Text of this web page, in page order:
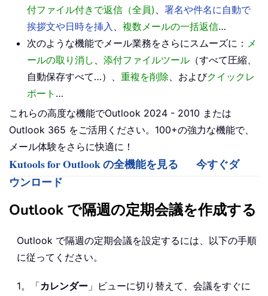
付ファイル付きで返信（全員) 、 署名や件名に自動で
挨拶文や日時を挿入 、 複数メールの一括返信…
次のような機能でメール業務をさらにスムーズに： メ
ールの取り消し 、 添付ファイルツール （すべて圧縮、
自動保存すべて…）、 重複を削除、およびクイックレ
ポート …
これらの高度な機能でOutlook 2024 - 2010 または
Outlook 365 をご活用ください。100+の強力な機能で、
メール体験をさらに快適に！
Kutools for Outlook の全機能を見る
今すぐダ
ウンロード
Outlook で隔週の定期会議を作成する
Outlook で隔週の定期会議を設定するには、以下の手順
に従ってください。
1。「カレンダー 」ビューに切り替えて、会議をすぐに